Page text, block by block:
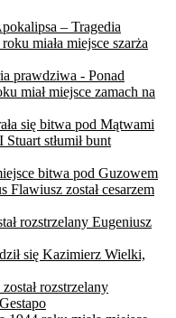
– Tragedia
miała miejsce szarża
prawdziwa - Ponad
miał miejsce zamach na
się bitwa pod Mątwami
stłumił bunt
bitwa pod Guzowem
Flawiusz został cesarzem
rozstrzelany Eugeniusz
się Kazimierz Wielki,
rozstrzelany